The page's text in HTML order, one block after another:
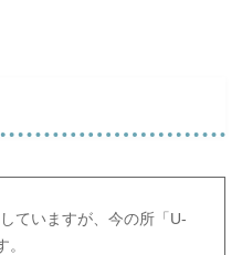
ていますが、今の所「U-